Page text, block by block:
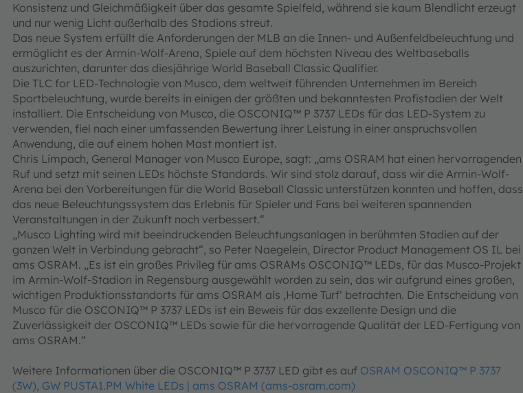
Konsistenz und Gleichmäßigkeit über das gesamte Spielfeld, während sie kaum Blendlicht erzeugt
und nur wenig Licht außerhalb des Stadions streut.
Das neue System erfüllt die Anforderungen der MLB an die Innen- und Außenfeldbeleuchtung und
ermöglicht es der Armin-Wolf-Arena, Spiele auf dem höchsten Niveau des Weltbaseballs
auszurichten, darunter das diesjährige World Baseball Classic Qualifier.
Die TLC for LED-Technologie von Musco, dem weltweit führenden Unternehmen im Bereich
Sportbeleuchtung, wurde bereits in einigen der größten und bekanntesten Profistadien der Welt
installiert. Die Entscheidung von Musco, die OSCONIQ™ P 3737 LEDs für das LED-System zu
verwenden, fiel nach einer umfassenden Bewertung ihrer Leistung in einer anspruchsvollen
Anwendung, die auf einem hohen Mast montiert ist.
Chris Limpach, General Manager von Musco Europe, sagt: „ams OSRAM hat einen hervorragenden
Ruf und setzt mit seinen LEDs höchste Standards. Wir sind stolz darauf, dass wir die Armin-Wolf-
Arena bei den Vorbereitungen für die World Baseball Classic unterstützen konnten und hoffen, dass
das neue Beleuchtungssystem das Erlebnis für Spieler und Fans bei weiteren spannenden
Veranstaltungen in der Zukunft noch verbessert.“
„Musco Lighting wird mit beeindruckenden Beleuchtungsanlagen in berühmten Stadien auf der
ganzen Welt in Verbindung gebracht“, so Peter Naegelein, Director Product Management OS IL bei
ams OSRAM. „Es ist ein großes Privileg für ams OSRAMs OSCONIQ™ LEDs, für das Musco-Projekt
im Armin-Wolf-Stadion in Regensburg ausgewählt worden zu sein, das wir aufgrund eines großen,
wichtigen Produktionsstandorts für ams OSRAM als ‚Home Turf‘ betrachten. Die Entscheidung von
Musco für die OSCONIQ™ P 3737 LEDs ist ein Beweis für das exzellente Design und die
Zuverlässigkeit der OSCONIQ™ LEDs sowie für die hervorragende Qualität der LED-Fertigung von
ams OSRAM.“
Weitere Informationen über die OSCONIQ™ P 3737 LED gibt es auf OSRAM OSCONIQ™ P 3737
(3W), GW PUSTA1.PM White LEDs | ams OSRAM (ams-osram.com)